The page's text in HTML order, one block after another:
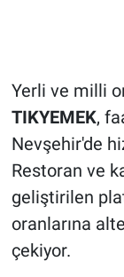
Yerli ve milli
TIKYEMEK,
Nevşehir'de
Restoran ve
geliştirilen
oranlarına
çekiyor.
Niğde
Aksaray
Kırşehir
Yerel